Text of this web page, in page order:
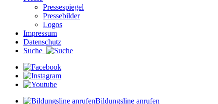
Pressespiegel
Pressebilder
Logos
Impressum
Datenschutz
Suche
Bildungsline anrufen